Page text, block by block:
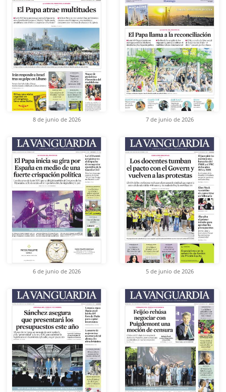
8 de junio de 2026 7 de junio de 2026
6 de junio de 2026 5 de junio de 2026